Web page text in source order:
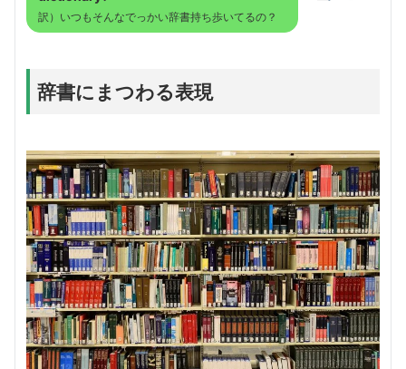
訳）いつもそんなでっかい辞書持ち歩いてるの？
辞書にまつわる表現